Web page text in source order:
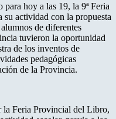
hoy a las 19, la 9ª Feria
actividad con la propuesta
de diferentes
tuvieron la oportunidad
de los inventos de
pedagógicas
de la Provincia.
la Feria Provincial del Libro,